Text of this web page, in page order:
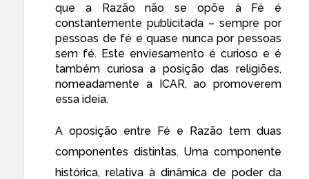
que a Razão não se opõe à Fé é
constantemente publicitada – sempre por
pessoas de fé e quase nunca por pessoas
sem fé. Este enviesamento é curioso e é
também curiosa a posição das religiões,
nomeadamente a ICAR, ao promoverem
essa ideia.
A oposição entre Fé e Razão tem duas
componentes distintas. Uma componente
histórica, relativa à dinâmica de poder da